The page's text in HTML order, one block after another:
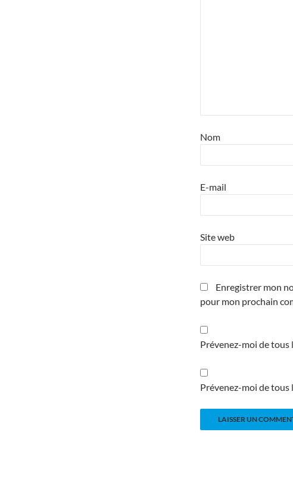
Nom
E-mail
Site web
Enregistrer mon
pour mon prochain
Prévenez-moi de tous
Prévenez-moi de tous